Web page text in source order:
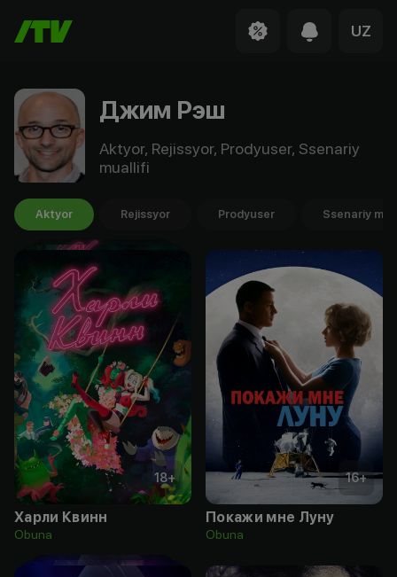
UZ
Джим Рэш
Aktyor, Rejissyor, Prodyuser, Ssenariy
muallifi
Aktyor Rejissyor Prodyuser Ssenariy
18+
Харли Квинн
Obuna
16+
Покажи мне Луну
Obuna